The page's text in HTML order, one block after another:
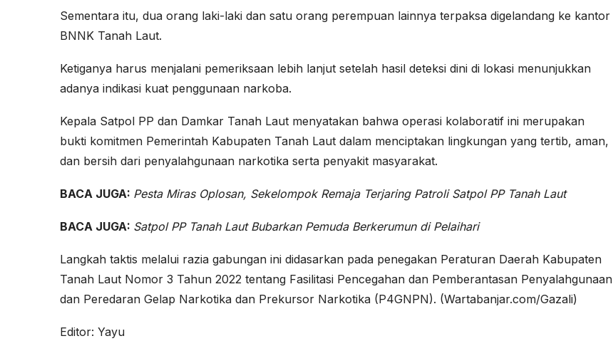
Sementara itu, dua orang laki-laki dan satu orang perempuan lainnya terpaksa digelandang ke kantor
BNNK Tanah Laut.
Ketiganya harus menjalani pemeriksaan lebih lanjut setelah hasil deteksi dini di lokasi menunjukkan
adanya indikasi kuat penggunaan narkoba.
Kepala Satpol PP dan Damkar Tanah Laut menyatakan bahwa operasi kolaboratif ini merupakan
bukti komitmen Pemerintah Kabupaten Tanah Laut dalam menciptakan lingkungan yang tertib, aman,
dan bersih dari penyalahgunaan narkotika serta penyakit masyarakat.
BACA JUGA: Pesta Miras Oplosan, Sekelompok Remaja Terjaring Patroli Satpol PP Tanah Laut
BACA JUGA: Satpol PP Tanah Laut Bubarkan Pemuda Berkerumun di Pelaihari
Langkah taktis melalui razia gabungan ini didasarkan pada penegakan Peraturan Daerah Kabupaten
Tanah Laut Nomor 3 Tahun 2022 tentang Fasilitasi Pencegahan dan Pemberantasan Penyalahgunaan
dan Peredaran Gelap Narkotika dan Prekursor Narkotika (P4GNPN). (Wartabanjar.com/Gazali)
Editor: Yayu